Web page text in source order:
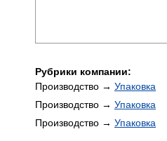
Рубрики компании:
Производство → Упаковка
Производство → Упаковка
Производство → Упаковка